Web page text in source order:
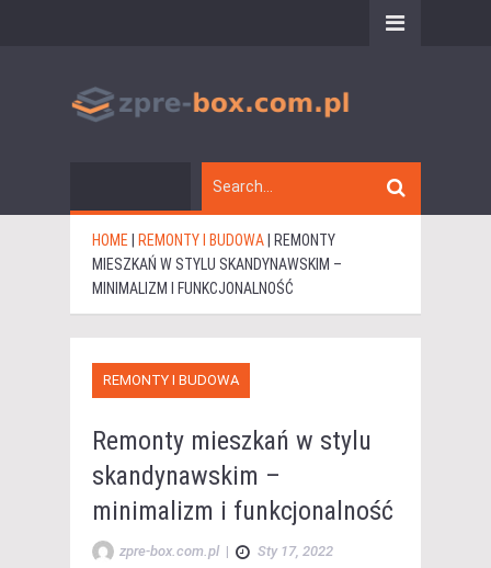
HOME REMONTY I BUDOWA
REMONTY
MIESZKAŃ W STYLU SKANDYNAWSKIM –
MINIMALIZM I FUNKCJONALNOŚĆ
REMONTY I BUDOWA
Remonty mieszkań w stylu
skandynawskim –
minimalizm i funkcjonalność
zpre-box.com.pl | Sty 17, 2022